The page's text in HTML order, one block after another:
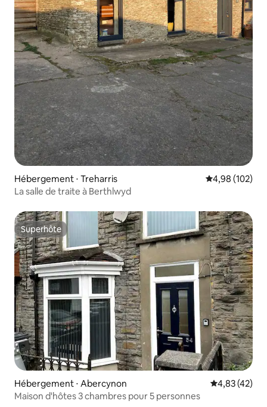
Hébergement ⋅ Treharris Évaluation
4,98 (102)
La salle de traite à Berthlwyd
Superhôte
Superhôte
Hébergement ⋅ Abercynon Évaluation
4,83 (42)
Maison d'hôtes 3 chambres pour 5 personnes